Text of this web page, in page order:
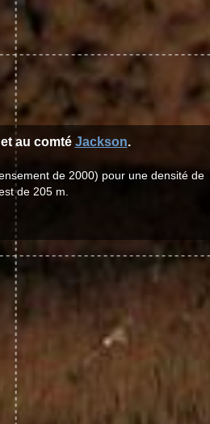
au comté Jackson.
de 2000) pour une densité de
de 205 m.